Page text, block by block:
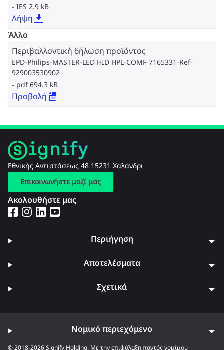
IES 2.9 kB
Λήψη
Άλλο
Περιβαλλοντική δήλωση προϊόντος
EPD-Philips-MASTER-LED HID HPL-COMF-7165331-Ref-
929003530902
pdf 694.3 kB
Προβολή
Εθνικής Αντιστάσεως 48 15231 Χαλάνδρι
Επικοινωνήστε μαζί μας
Ακολουθήστε μας
Περιήγηση
Αποτελέσματα
Σχετικά
© 2018-2026 Signify Holding. Με την επιφύλαξη παντός νομίμου
Νομικό περιεχόμενο